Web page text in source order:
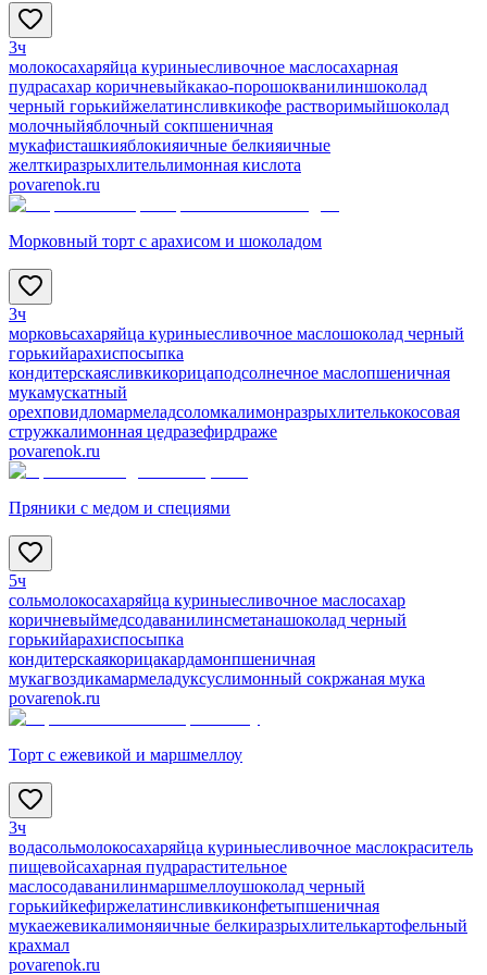
3ч
молокосахаряйца куриныесливочное маслосахарная
пудрасахар коричневыйкакао-порошокванилиншоколад
черный горькийжелатинсливкикофе растворимыйшоколад
молочныйяблочный сокпшеничная
мукафисташкияблокияичные белкияичные
желткиразрыхлительлимонная кислота
povarenok.ru
Морковный торт с арахисом и шоколадом
3ч
морковьсахаряйца куриныесливочное маслошоколад черный
горькийарахиспосыпка
кондитерскаясливкикорицаподсолнечное маслопшеничная
мукамускатный
орехповидломармеладсоломкалимонразрыхлителькокосовая
стружкалимонная цедразефирдраже
povarenok.ru
Пряники с медом и специями
5ч
сольмолокосахаряйца куриныесливочное маслосахар
коричневыймедсодаванилинсметанашоколад черный
горькийарахиспосыпка
кондитерскаякорицакардамонпшеничная
мукагвоздикамармеладуксуслимонный сокржаная мука
povarenok.ru
Торт с ежевикой и маршмеллоу
3ч
водасольмолокосахаряйца куриныесливочное маслокраситель
пищевойсахарная пудрарастительное
маслосодаванилинмаршмеллоушоколад черный
горькийкефиржелатинсливкиконфетыпшеничная
мукаежевикалимоняичные белкиразрыхлителькартофельный
крахмал
povarenok.ru